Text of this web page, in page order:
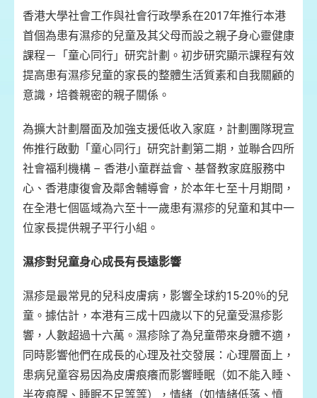
香港大學社會工作與社會行政學系在2017年推行本港
首個為患有濕疹的兒童及其父母而設之親子身心靈健康
課程－「童心同行」研究計劃。初步研究顯示課程有效
提高患有濕疹兒童的家長的整體生活質素和自我關顧的
意識，培養親密的親子關係。
為擴大計劃層面及加強支援低收入家庭，計劃團隊現宣
佈推行啟動「童心同行」研究計劃第二期，並聯合四所
社會福利機構 – 香港小童群益會、基督教家庭服務中
心、香港康復會及鄰舍輔導會，於本年七至十月期間，
在全港七個區域為六至十一歲患有濕疹的兒童和其中一
位家長提供親子平行小組。
濕疹對兒童身心成長有長遠影響
濕疹是最常見的兒科皮膚病，影響全球約15-20％的兒
童。據估計，本港有三成十四歲以下的兒童受濕疹影
響，人數超過十六萬。濕疹除了為兒童帶來身體不適，
同時影響他們在成長的心理及社交發展：心理層面上，
患病兒童容易因為皮膚痕癢而影響睡眠（如不能入睡、
半夜痕醒、睡眠不足等等），情緒（如情緒低落、憤